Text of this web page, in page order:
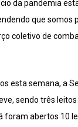
da pandemia
que somos
coletivo de
esta semana, a
sendo três leitos
foram abertos 10